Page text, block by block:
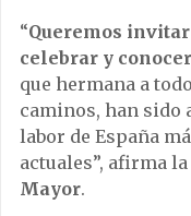
“Queremos
celebrar y
que hermana a
caminos, han sido
labor de España
actuales”, afirma la
Mayor.